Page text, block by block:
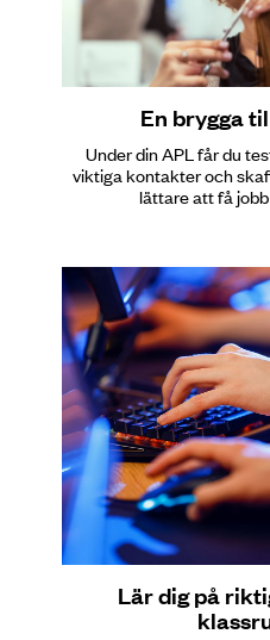
En brygga
Under din APL får du
viktiga kontakter och
lättare att få
Lär dig på